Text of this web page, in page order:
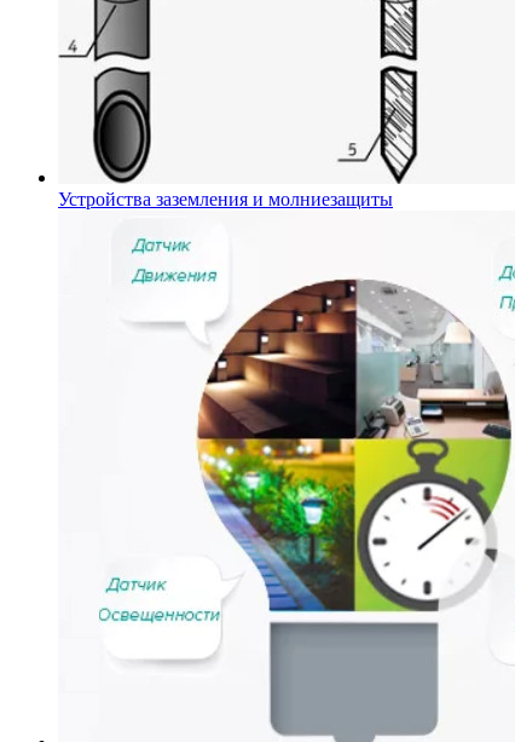
Устройства заземления и молниезащиты